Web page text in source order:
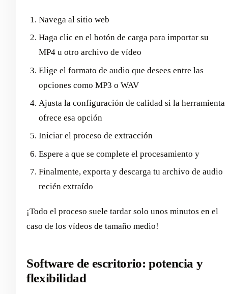
Navega al sitio web
Haga clic en el botón de carga para importar su
MP4 u otro archivo de vídeo
Elige el formato de audio que desees entre las
opciones como MP3 o WAV
Ajusta la configuración de calidad si la herramienta
ofrece esa opción
Iniciar el proceso de extracción
Espere a que se complete el procesamiento y
Finalmente, exporta y descarga tu archivo de audio
recién extraído
¡Todo el proceso suele tardar solo unos minutos en el
caso de los vídeos de tamaño medio!
Software de escritorio: potencia y
flexibilidad